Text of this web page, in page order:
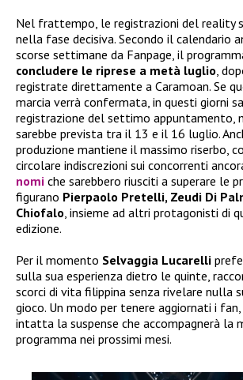
Nel frattempo, le registrazioni del reality
nella fase decisiva. Secondo il calendario
scorse settimane da Fanpage, il
concludere le riprese a metà luglio ,
registrate direttamente a Caramoan. Se
marcia verrà confermata, in questi giorni
registrazione del settimo appuntamento,
sarebbe prevista tra il 13 e il 16 luglio.
produzione mantiene il massimo riserbo,
circolare indiscrezioni sui concorrenti
nomi che sarebbero riusciti a superare le
figurano Pierpaolo Pretelli, Zeudi Di
Chiofalo , insieme ad altri protagonisti di
edizione.
Per il momento Selvaggia Lucarelli
sulla sua esperienza dietro le quinte,
scorci di vita filippina senza rivelare nulla
gioco. Un modo per tenere aggiornati i
intatta la suspense che accompagnerà la
programma nei prossimi mesi.